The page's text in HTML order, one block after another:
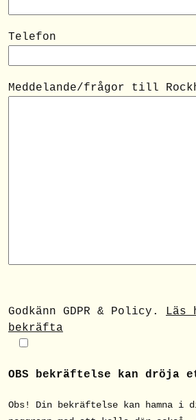
Telefon
Meddelande/frågor till
Godkänn GDPR & Policy. Läs
bekräfta
OBS bekräftelse kan dröja
Obs! Din bekräftelse kan hamna i